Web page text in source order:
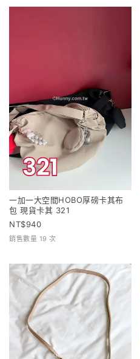
一加一大空間HOBO厚磅卡其布
包 現貨卡其 321
940
銷售數量 19 次